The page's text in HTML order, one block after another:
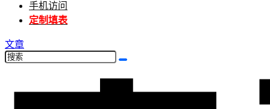
手机访问
定制填表
文章